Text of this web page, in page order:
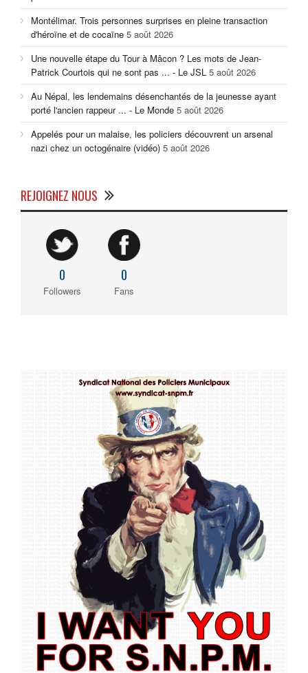
Montélimar. Trois personnes surprises en pleine transaction
d'héroïne et de cocaïne 5 août 2026
Une nouvelle étape du Tour à Mâcon ? Les mots de Jean-
Patrick Courtois qui ne sont pas ... - Le JSL 5 août 2026
Au Népal, les lendemains désenchantés de la jeunesse ayant
porté l'ancien rappeur ... - Le Monde 5 août 2026
Appelés pour un malaise, les policiers découvrent un arsenal
nazi chez un octogénaire (vidéo) 5 août 2026
REJOIGNEZ NOUS
0
Followers
0
Fans